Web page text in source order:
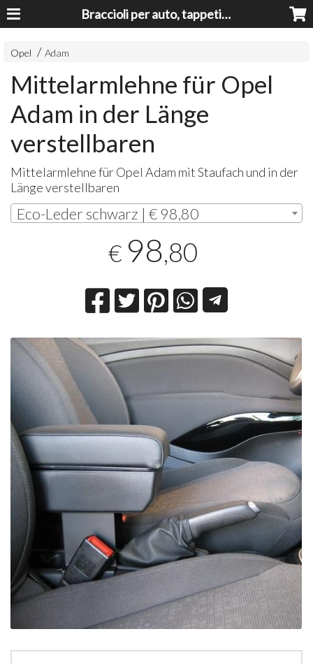
Braccioli per auto, tappeti auto, accessori auto MADE IN ITALY - Armrests, Mittelarmlehnen, Accoundoirs
Opel Adam
Mittelarmlehne für Opel
Adam in der Länge
verstellbaren
Mittelarmlehne für Opel Adam mit Staufach und in der
Länge verstellbaren
Eco-Leder schwarz | € 98,80
€ 98,80